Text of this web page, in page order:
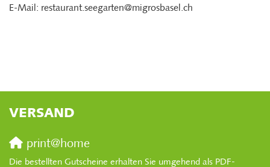
E-Mail: restaurant.seegarten@migrosbasel.ch
VERSAND
print@home
Die bestellten Gutscheine erhalten Sie umgehend als PDF-